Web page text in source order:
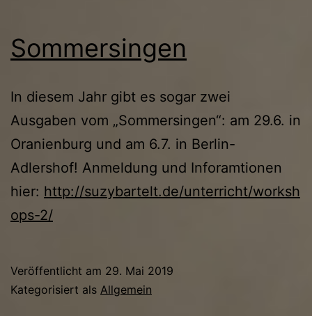
Sommersingen
In diesem Jahr gibt es sogar zwei
Ausgaben vom „Sommersingen“: am 29.6. in
Oranienburg und am 6.7. in Berlin-
Adlershof! Anmeldung und Inforamtionen
hier: http://suzybartelt.de/unterricht/worksh
ops-2/
Veröffentlicht am 29. Mai 2019
Kategorisiert als Allgemein